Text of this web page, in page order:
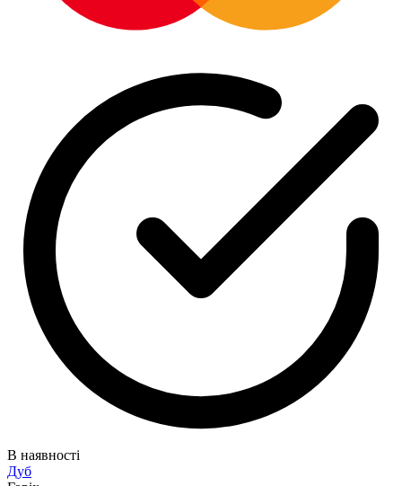
В наявності
Дуб